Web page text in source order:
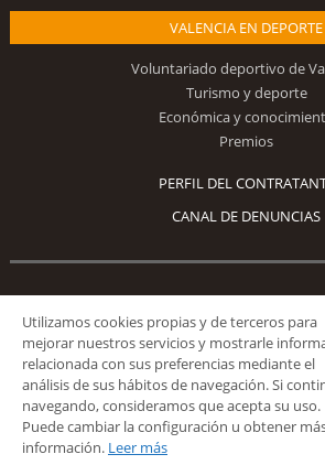
VALENCIA EN DEPORTE
Voluntariado deportivo de
Turismo y deporte
Económica y
Premios
PERFIL DEL
CANAL DE DENUNCIAS
© 2026 Fundación Deportiva Municipal Valencia |
PRIVACIDAD
Utilizamos cookies propias y de terceros para
mejorar nuestros servicios y mostrarle
relacionada con sus preferencias mediante el
análisis de sus hábitos de navegación. Si
navegando, consideramos que acepta su uso.
Puede cambiar la configuración u obtener
información. Leer más